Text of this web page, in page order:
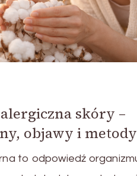
skóry –
objawy i
to odpowiedź